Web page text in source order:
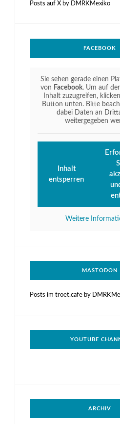
Posts auf X by DMRKMexiko
FACEBOOK
Sie sehen gerade einen
von Facebook. Um auf
Inhalt zuzugreifen,
Button unten. Bitte
dabei Daten an
weitergegeben
Inhalt
entsperren
Weitere
MASTODON
Posts im troet.cafe by
YOUTUBE
ARCHIV